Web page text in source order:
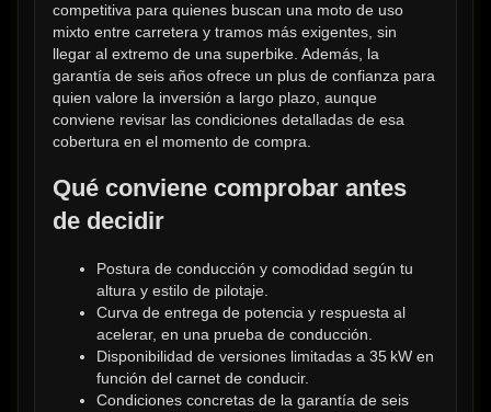
competitiva para quienes buscan una moto de uso
mixto entre carretera y tramos más exigentes, sin
llegar al extremo de una superbike. Además, la
garantía de seis años ofrece un plus de confianza para
quien valore la inversión a largo plazo, aunque
conviene revisar las condiciones detalladas de esa
cobertura en el momento de compra.
Qué conviene comprobar antes
de decidir
Postura de conducción y comodidad según tu
altura y estilo de pilotaje.
Curva de entrega de potencia y respuesta al
acelerar, en una prueba de conducción.
Disponibilidad de versiones limitadas a 35 kW en
función del carnet de conducir.
Condiciones concretas de la garantía de seis